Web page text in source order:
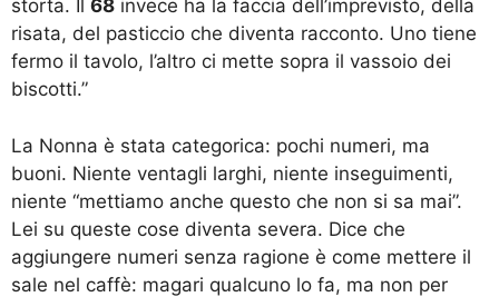
storta. Il 68 invece ha la faccia dell’imprevisto, della
risata, del pasticcio che diventa racconto. Uno tiene
fermo il tavolo, l’altro ci mette sopra il vassoio dei
biscotti.”
La Nonna è stata categorica: pochi numeri, ma
buoni. Niente ventagli larghi, niente inseguimenti,
niente “mettiamo anche questo che non si sa mai”.
Lei su queste cose diventa severa. Dice che
aggiungere numeri senza ragione è come mettere il
sale nel caffè: magari qualcuno lo fa, ma non per